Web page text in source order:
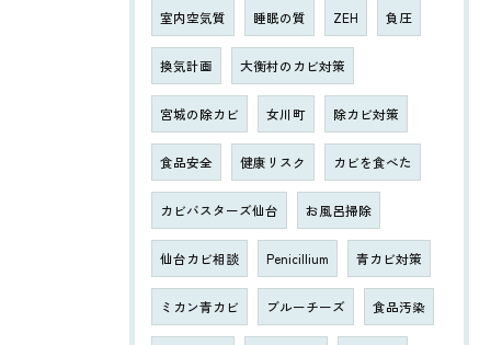
室内空気質 睡眠の質 ZEH 負圧
換気計画 大衡村のカビ対策
宮城の除カビ 女川町 除カビ対策
食品安全 健康リスク カビを食べた
カビバスターズ仙台 お風呂掃除
仙台カビ相談 Penicillium 青カビ対策
ミカン青カビ ブルーチーズ 食品汚染